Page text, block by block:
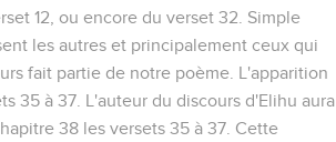
12, ou encore du verset 32. Simple
les autres et principalement ceux qui
fait partie de notre poème. L'apparition
35 à 37. L'auteur du discours d'Elihu aura
38 les versets 35 à 37. Cette